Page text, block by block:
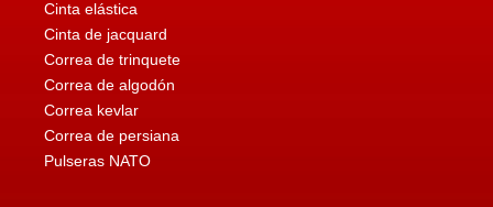
Cinta elástica
Cinta de jacquard
Correa de trinquete
Correa de algodón
Correa kevlar
Correa de persiana
Pulseras NATO